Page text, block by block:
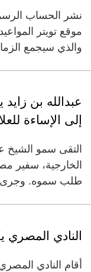
نشر الحساب
موقع تويتر
والذي سيجمع
عبدالله بن
إلى الإساءة
التقى سمو الشيخ
الخارجية، سفير
طلب سموه. وجرى
النادي المصري
أقام النادي